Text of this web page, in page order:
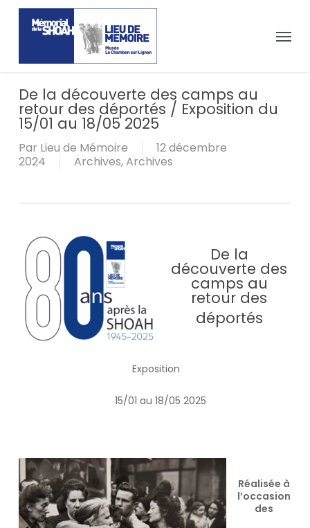
Passer
contenu
Menu
De la découverte des camps au
retour des déportés / Exposition du
15/01 au 18/05 2025
Par Lieu de Mémoire
12 décembre
2024
Archives,Archives
De la
découverte des
camps au
retour des
déportés
Exposition
15/01 au 18/05 2025
Réalisée à
l’occasion
des
Panneau de gestion des cookies